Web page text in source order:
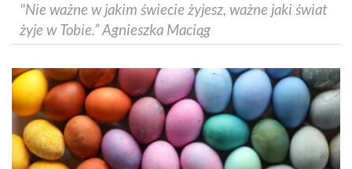
"Nie ważne w jakim świecie żyjesz, ważne jaki świat
żyje w Tobie.” Agnieszka Maciąg